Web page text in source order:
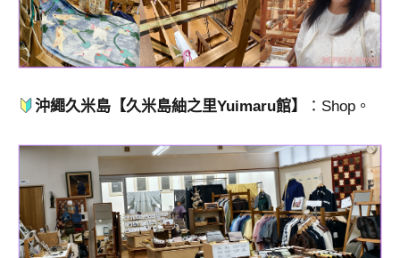
沖繩久米島【久米島紬之里Yuimaru館】 ：Shop。